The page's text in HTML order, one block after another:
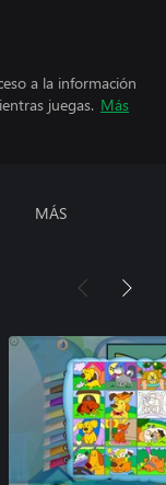
a la información
juegas. Más
MÁS